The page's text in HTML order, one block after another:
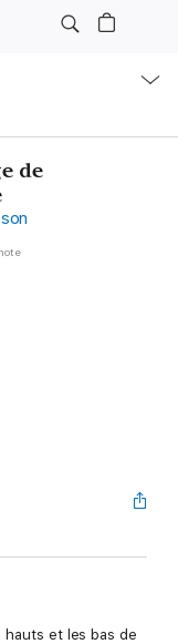
de
hauts et les bas de